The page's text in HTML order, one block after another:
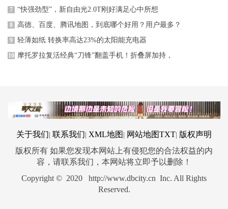
7 “快强劲型”，新自由光2.0T刚好满足心中所想
8 高德、百度、腾讯地图，到底哪个好用？用户最多？
9 轻薄如纸 转换率高达23%的太阳能充电器
10 摩托罗拉复活经典“刀锋”翻盖手机！折叠屏加持，
关于我们 联系我们 XML地图 网站地图TXT 版权声明
版权所有 如果您发现本网站上有侵犯您的合法权益的内
容，请联系我们，本网站将立即予以删除！
Copyright © 2020 http://www.dbcity.cn Inc. All Rights
Reserved.